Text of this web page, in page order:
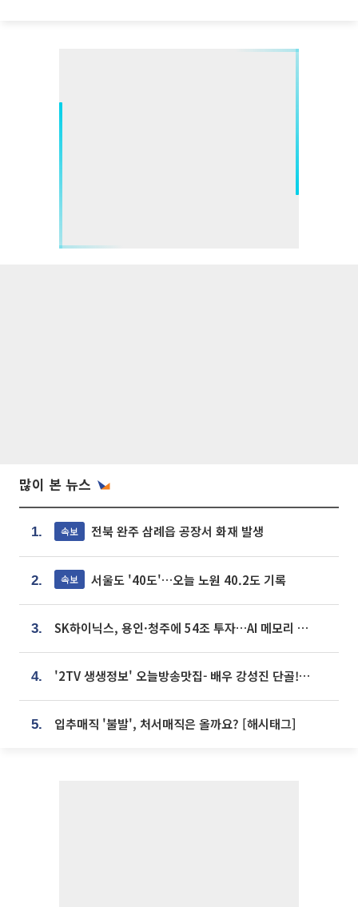
많이 본 뉴스
1. 속보 전북 완주 삼례읍 공장서 화재 발생
2. 속보 서울도 '40도'…오늘 노원 40.2도 기록
3. SK하이닉스, 용인·청주에 54조 투자…AI 메모리 생산기지 키운다
4. '2TV 생생정보' 오늘방송맛집- 배우 강성진 단골! 쌀국수ㆍ푸팟퐁 커리 맛집 '블○○○'
5. 입추매직 '불발', 처서매직은 올까요? [해시태그]